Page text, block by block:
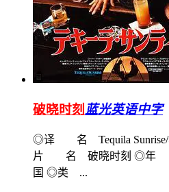
破晓时刻 蓝光英语中字
◎译 名 Tequila Sunrise/
片 名 破晓时刻 ◎
国 ◎类 ...